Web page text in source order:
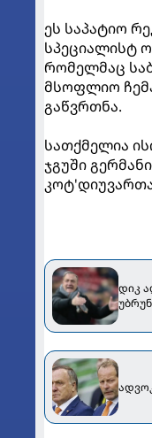
ეს საპატიო
სპეციალისტ
რომელმაც
მსოფლიო
გაწვრთნა.
სათქმელია
ჯგუში
დიკ